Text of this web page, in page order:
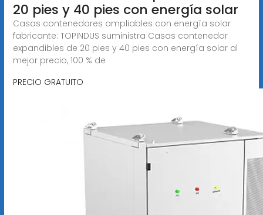
20 pies y 40 pies con energía solar
Casas contenedores ampliables con energía solar
fabricante: TOPINDUS suministra Casas contenedor
expandibles de 20 pies y 40 pies con energía solar al
mejor precio, 100 % de
PRECIO GRATUITO